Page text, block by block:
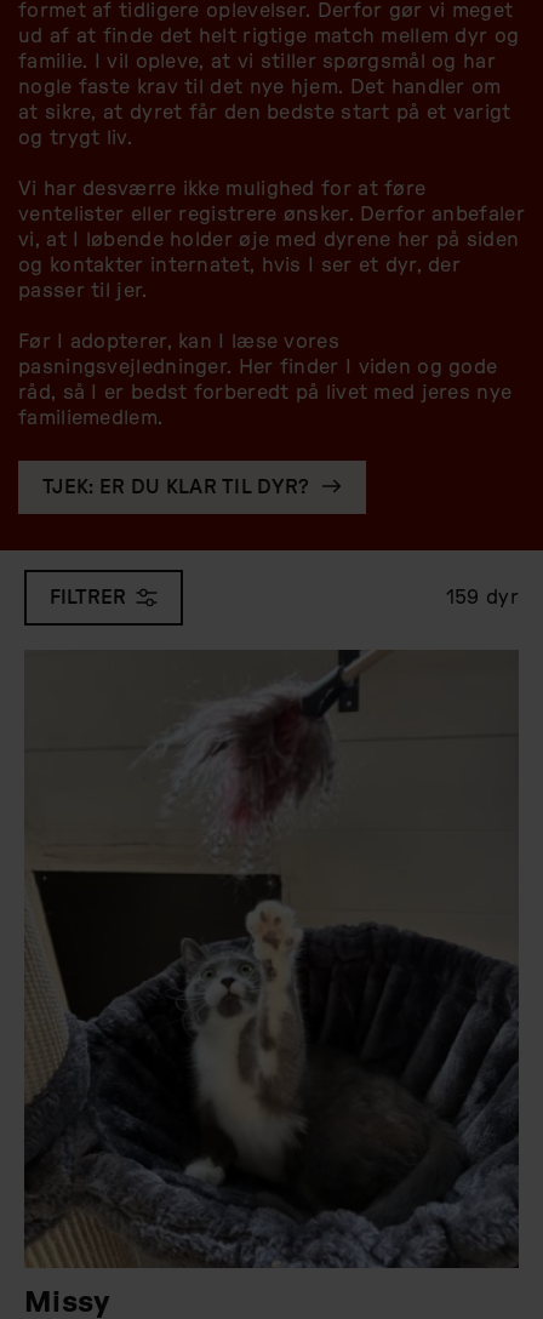
formet af tidligere oplevelser. Derfor gør vi meget
ud af at finde det helt rigtige match mellem dyr og
familie. I vil opleve, at vi stiller spørgsmål og har
nogle faste krav til det nye hjem. Det handler om
at sikre, at dyret får den bedste start på et varigt
og trygt liv.
Vi har desværre ikke mulighed for at føre
ventelister eller registrere ønsker. Derfor anbefaler
vi, at I løbende holder øje med dyrene her på siden
og kontakter internatet, hvis I ser et dyr, der
passer til jer.
Før I adopterer, kan I læse vores
pasningsvejledninger. Her finder I viden og gode
råd, så I er bedst forberedt på livet med jeres nye
familiemedlem.
TJEK: ER DU KLAR TIL DYR?
FILTRER 159 dyr
Missy